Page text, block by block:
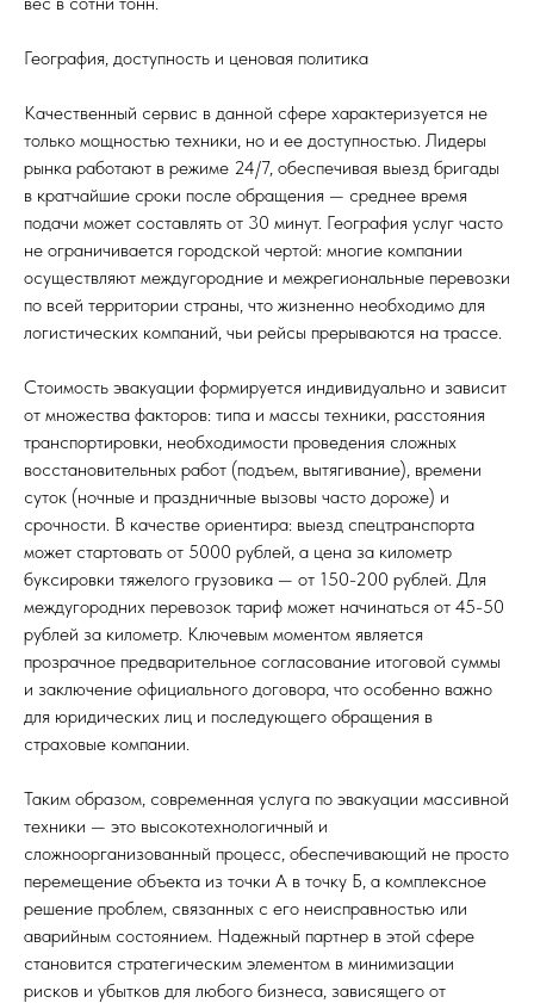
География, доступность и ценовая политика
Качественный сервис в данной сфере характеризуется не
только мощностью техники, но и ее доступностью. Лидеры
рынка работают в режиме 24/7, обеспечивая выезд бригады
в кратчайшие сроки после обращения — среднее время
подачи может составлять от 30 минут. География услуг часто
не ограничивается городской чертой: многие компании
осуществляют междугородние и межрегиональные перевозки
по всей территории страны, что жизненно необходимо для
логистических компаний, чьи рейсы прерываются на трассе.
Стоимость эвакуации формируется индивидуально и зависит
от множества факторов: типа и массы техники, расстояния
транспортировки, необходимости проведения сложных
восстановительных работ (подъем, вытягивание), времени
суток (ночные и праздничные вызовы часто дороже) и
срочности. В качестве ориентира: выезд спецтранспорта
может стартовать от 5000 рублей, а цена за километр
буксировки тяжелого грузовика — от 150-200 рублей. Для
междугородних перевозок тариф может начинаться от 45-50
рублей за километр. Ключевым моментом является
прозрачное предварительное согласование итоговой суммы
и заключение официального договора, что особенно важно
для юридических лиц и последующего обращения в
страховые компании.
Таким образом, современная услуга по эвакуации массивной
техники — это высокотехнологичный и
сложноорганизованный процесс, обеспечивающий не просто
перемещение объекта из точки А в точку Б, а комплексное
решение проблем, связанных с его неисправностью или
аварийным состоянием. Надежный партнер в этой сфере
становится стратегическим элементом в минимизации
рисков и убытков для любого бизнеса, зависящего от